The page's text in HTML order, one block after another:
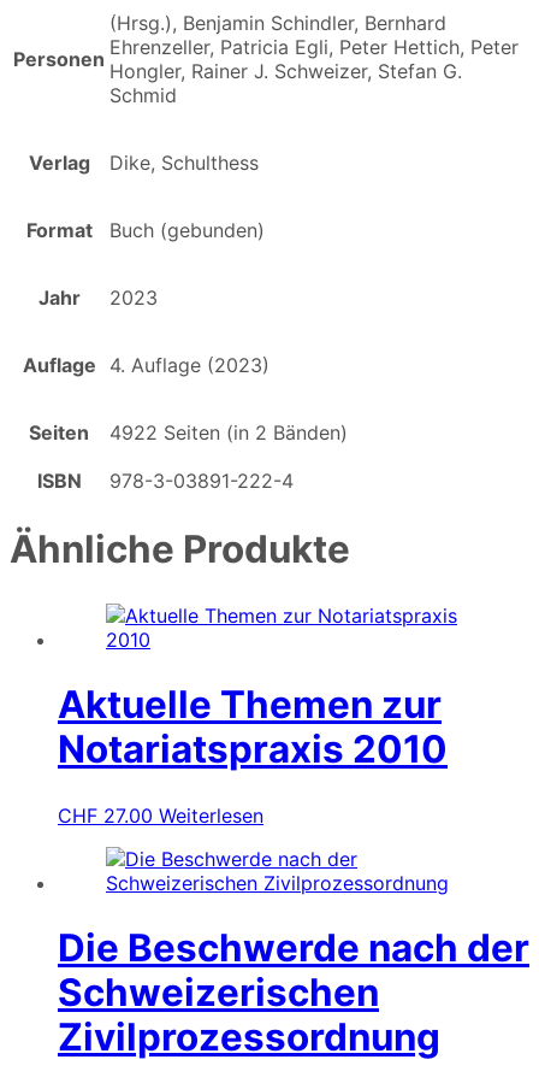
Personen
(Hrsg.), Benjamin Schindler, Bernhard
Ehrenzeller, Patricia Egli, Peter Hettich, Peter
Hongler, Rainer J. Schweizer, Stefan G.
Schmid
Verlag Dike, Schulthess
Format Buch (gebunden)
Jahr 2023
Auflage 4. Auflage (2023)
Seiten
4922 Seiten (in 2 Bänden)
ISBN
978-3-03891-222-4
Ähnliche Produkte
Aktuelle Themen zur
Notariatspraxis 2010
CHF 27.00 Weiterlesen
Die Beschwerde nach der
Schweizerischen
Zivilprozessordnung